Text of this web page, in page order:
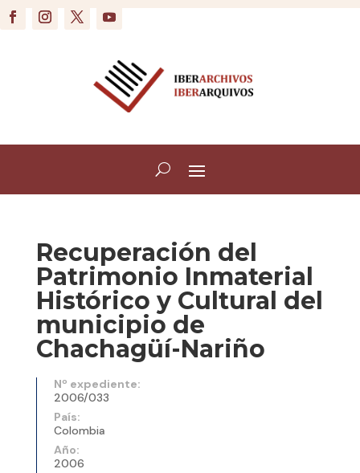
Recuperación del
Patrimonio Inmaterial
Histórico y Cultural del
municipio de
Chachagüí-Nariño
Nº expediente:
2006/033
País:
Colombia
Año:
2006